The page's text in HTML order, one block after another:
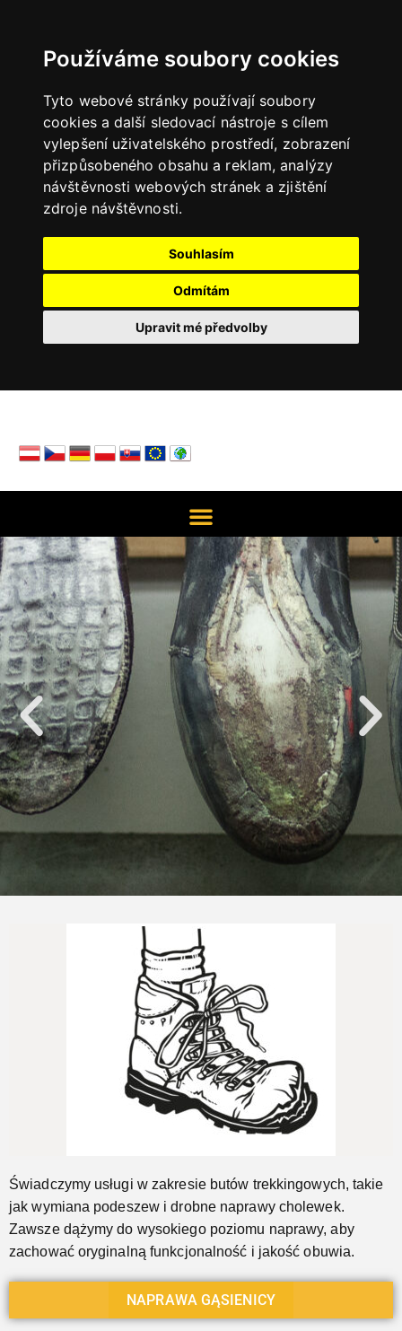
Používáme soubory cookies
Tyto webové stránky používají soubory
cookies a další sledovací nástroje s cílem
vylepšení uživatelského prostředí, zobrazení
přizpůsobeného obsahu a reklam, analýzy
návštěvnosti webových stránek a zjištění
zdroje návštěvnosti.
Souhlasím
Odmítám
Upravit mé předvolby
Naprawimy Twoje buty trekkingowe
Jeszcze...
Świadczymy usługi w zakresie butów trekkingowych, takie
jak wymiana podeszew i drobne naprawy cholewek.
Zawsze dążymy do wysokiego poziomu naprawy, aby
zachować oryginalną funkcjonalność i jakość obuwia.
NAPRAWA GĄSIENICY